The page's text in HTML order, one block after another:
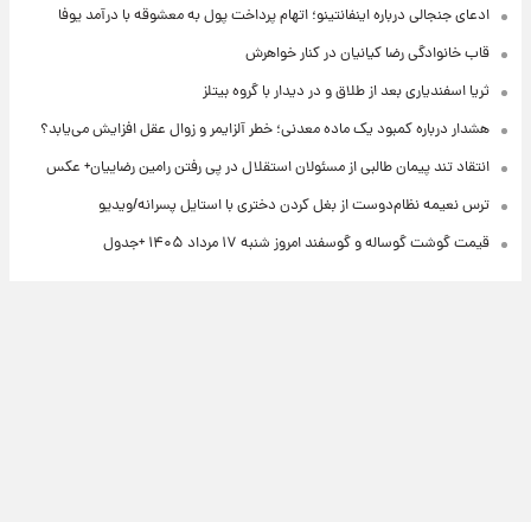
ادعای جنجالی درباره اینفانتینو؛ اتهام پرداخت پول به معشوقه با درآمد یوفا
قاب خانوادگی رضا کیانیان در کنار خواهرش
ثریا اسفندیاری بعد از طلاق و در دیدار با گروه بیتلز
هشدار درباره کمبود یک ماده معدنی؛ خطر آلزایمر و زوال عقل افزایش می‌یابد؟
انتقاد تند پیمان طالبی از مسئولان استقلال در پی رفتن رامین رضاییان+ عکس
ترس نعیمه نظام‌دوست از بغل کردن دختری با استایل پسرانه/ویدیو
قیمت گوشت گوساله و گوسفند امروز شنبه ۱۷ مرداد ۱۴۰۵ +جدول